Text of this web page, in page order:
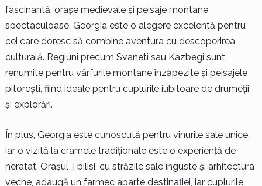
fascinantă, orașe medievale și peisaje montane
spectaculoase, Georgia este o alegere excelentă pentru
cei care doresc să combine aventura cu descoperirea
culturală. Regiuni precum Svaneti sau Kazbegi sunt
renumite pentru vârfurile montane înzăpezite și peisajele
pitorești, fiind ideale pentru cuplurile iubitoare de drumeții
și explorări.
În plus, Georgia este cunoscută pentru vinurile sale unice,
iar o vizită la cramele tradiționale este o experiență de
neratat. Orașul Tbilisi, cu străzile sale înguste și arhitectura
veche, adaugă un farmec aparte destinației, iar cuplurile